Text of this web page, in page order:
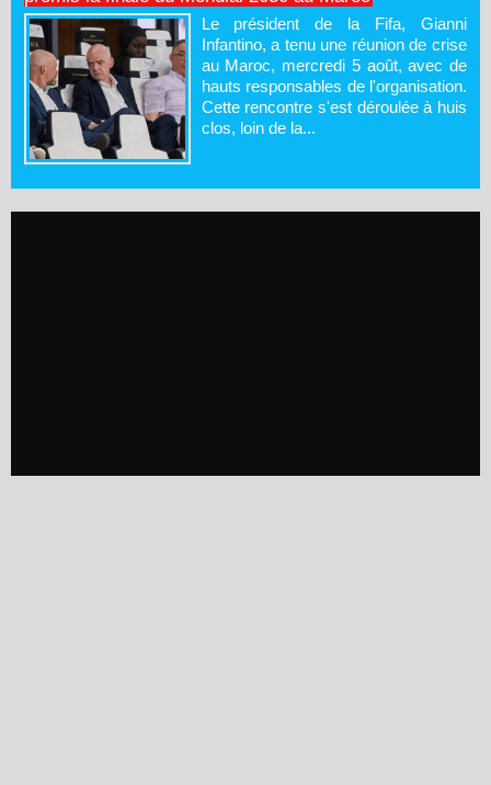
Le président de la Fifa, Gianni
Infantino, a tenu une réunion de crise
au Maroc, mercredi 5 août, avec de
hauts responsables de l'organisation.
Cette rencontre s'est déroulée à huis
clos, loin de la...